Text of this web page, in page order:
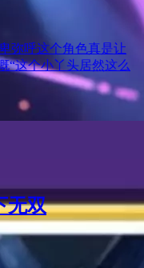
弥呼这个角色真是让
“这个小丫头居然这么
无双